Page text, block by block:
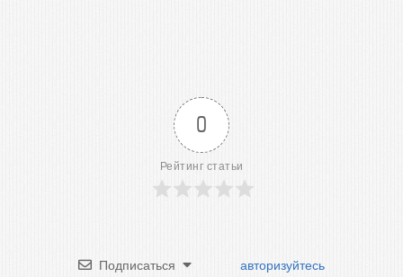
0
Рейтинг статьи
Подписаться авторизуйтесь